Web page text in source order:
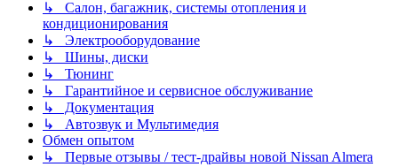
↳ Салон, багажник, системы отопления и
кондиционирования
↳ Электрооборудование
↳ Шины, диски
↳ Тюнинг
↳ Гарантийное и сервисное обслуживание
↳ Документация
↳ Автозвук и Мультимедия
Обмен опытом
↳ Первые отзывы / тест-драйвы новой Nissan Almera